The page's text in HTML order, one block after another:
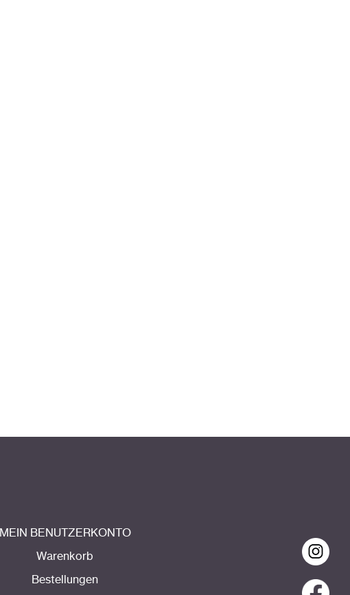
MEIN BENUTZERKONTO
Warenkorb
Bestellungen